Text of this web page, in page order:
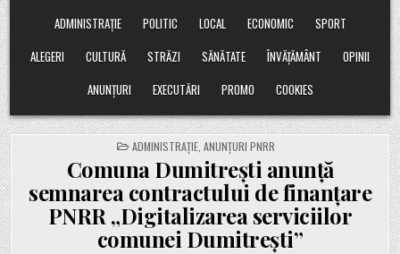
ADMINISTRAȚIE
POLITIC LOCAL ECONOMIC
SPORT
ALEGERI
CULTURĂ STRĂZI SĂNĂTATE ÎNVĂȚĂMÂNT
OPINII
ANUNȚURI
EXECUTĂRI PROMO COOKIES
POSTED
IN
ADMINISTRAȚIE, ANUNȚURI PNRR
Comuna Dumitrești anunță
semnarea contractului de finanțare
PNRR „Digitalizarea serviciilor
comunei Dumitrești”